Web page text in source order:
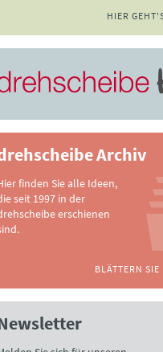
HIER
Archiv
finden Sie alle Ideen,
seit 1997 in der
erschienen
BLÄTTERN